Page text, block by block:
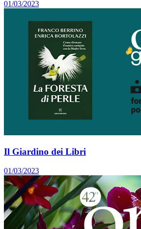
01/03/2023
Il Giardino dei Libri
01/03/2023